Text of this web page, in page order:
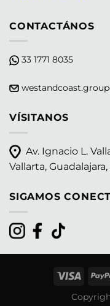
CONTACTÁNOS
33 1771 8035
VÍSITANOS
Av. Ignacio L.
Vallarta,
SIGAMOS